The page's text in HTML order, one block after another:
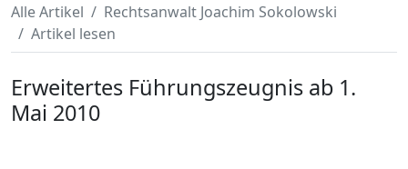
Alle Artikel
Rechtsanwalt Joachim Sokolowski
Artikel lesen
Erweitertes Führungszeugnis ab 1.
Mai 2010